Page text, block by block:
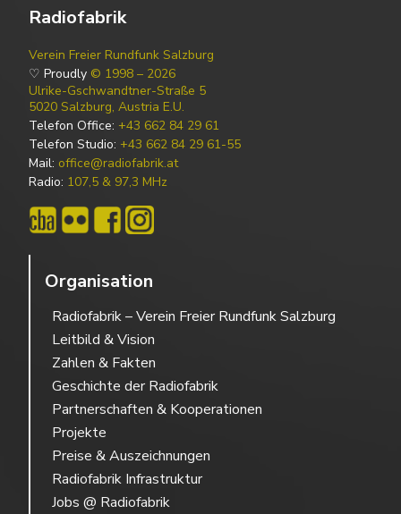
Radiofabrik
Verein Freier Rundfunk Salzburg
♡ Proudly © 1998 – 2026
Ulrike-Gschwandtner-Straße 5
5020 Salzburg, Austria E.U.
Telefon Office: +43 662 84 29 61
Telefon Studio: +43 662 84 29 61-55
Mail: office@radiofabrik.at
Radio: 107,5 & 97,3 MHz
Organisation
Radiofabrik – Verein Freier Rundfunk Salzburg
Leitbild & Vision
Zahlen & Fakten
Geschichte der Radiofabrik
Partnerschaften & Kooperationen
Projekte
Preise & Auszeichnungen
Radiofabrik Infrastruktur
Jobs @ Radiofabrik